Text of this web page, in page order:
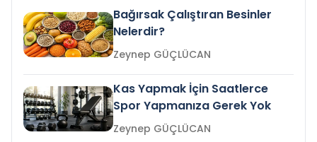
Bağırsak Çalıştıran Besinler
Nelerdir?
Zeynep GÜÇLÜCAN
Kas Yapmak İçin Saatlerce
Spor Yapmanıza Gerek Yok
Zeynep GÜÇLÜCAN